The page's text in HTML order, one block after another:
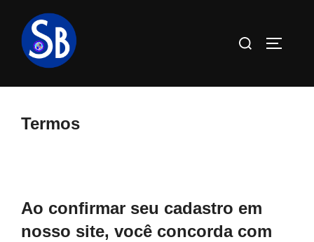
para
conteúdo
Pesquisar
Termos
Ao confirmar seu cadastro em
nosso site, você concorda com